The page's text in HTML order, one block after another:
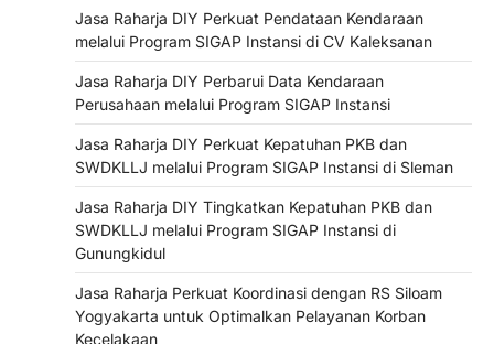
Jasa Raharja DIY Perkuat Pendataan Kendaraan
melalui Program SIGAP Instansi di CV Kaleksanan
Jasa Raharja DIY Perbarui Data Kendaraan
Perusahaan melalui Program SIGAP Instansi
Jasa Raharja DIY Perkuat Kepatuhan PKB dan
SWDKLLJ melalui Program SIGAP Instansi di Sleman
Jasa Raharja DIY Tingkatkan Kepatuhan PKB dan
SWDKLLJ melalui Program SIGAP Instansi di
Gunungkidul
Jasa Raharja Perkuat Koordinasi dengan RS Siloam
Yogyakarta untuk Optimalkan Pelayanan Korban
Kecelakaan